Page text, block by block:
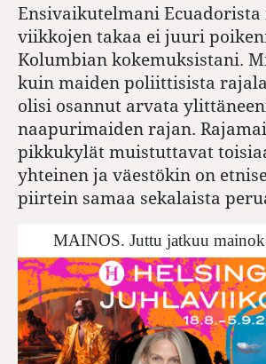
Ensivaikutelmani
viikkojen takaa ei juuri
Kolumbian kokemuksistani.
kuin maiden poliittisista
olisi osannut arvata
naapurimaiden rajan.
pikkukylät muistuttavat
yhteinen ja väestökin on
piirtein samaa sekalaista
MAINOS. Juttu jatkuu